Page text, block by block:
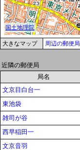
大きなマップ 周辺の郵便局
近隣の郵便局
局名
文京目白台一
東池袋
雑司が谷
西早稲田一
文京音羽